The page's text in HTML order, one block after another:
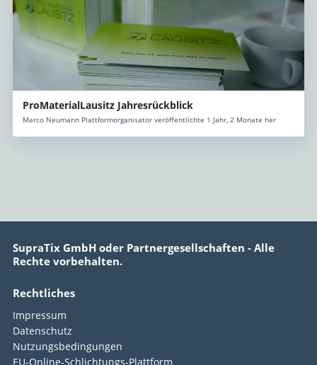
ProMaterialLausitz Jahresrückblick
Marco Neumann Plattformorganisator veröffentlichte 1 Jahr, 2 Monate her
SupraTix GmbH oder Partnergesellschaften - Alle
Rechte vorbehalten.
Rechtliches
Impressum
Datenschutz
Nutzungsbedingungen
EU-Online-Schlichtungs-Plattform